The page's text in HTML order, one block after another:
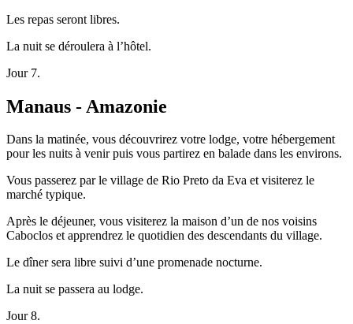
Les repas seront libres.
La nuit se déroulera à l’hôtel.
Jour 7.
Manaus - Amazonie
Dans la matinée, vous découvrirez votre lodge, votre hébergement
pour les nuits à venir puis vous partirez en balade dans les environs.
Vous passerez par le village de Rio Preto da Eva et visiterez le
marché typique.
Après le déjeuner, vous visiterez la maison d’un de nos voisins
Caboclos et apprendrez le quotidien des descendants du village.
Le dîner sera libre suivi d’une promenade nocturne.
La nuit se passera au lodge.
Jour 8.